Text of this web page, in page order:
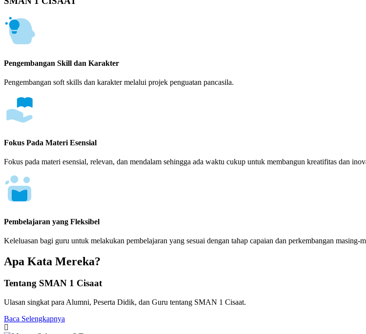
Pengembangan Skill dan Karakter
Pengembangan soft skills dan karakter melalui projek penguatan pancasila.
Fokus Pada Materi Esensial
Fokus pada materi esensial, relevan, dan mendalam sehingga ada waktu cukup untuk membangun kreatifitas dan
Pembelajaran yang Fleksibel
Keleluasan bagi guru untuk melakukan pembelajaran yang sesuai dengan tahap capaian dan perkembangan
Apa Kata Mereka?
Tentang SMAN 1 Cisaat
Ulasan singkat para Alumni, Peserta Didik, dan Guru tentang SMAN 1 Cisaat.
Baca Selengkapnya